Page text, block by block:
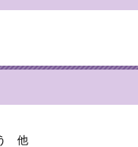
う 他